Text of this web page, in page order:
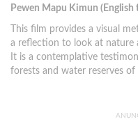
Pewen Mapu Kimun (English
This film provides a visual
a reflection to look at nature
It is a contemplative
forests and water reserves